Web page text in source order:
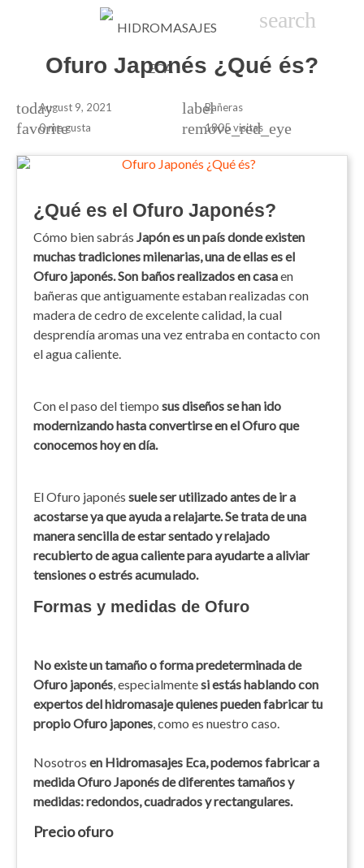
search
Ofuro Japonés ¿Qué és?
todayAugust 9, 2021 labelBañeras
favorite
0me gusta remove_red_eye
1805 visitas
¿Qué es el Ofuro Japonés?
Cómo bien sabrás Japón es un país donde existen
muchas tradiciones milenarias, una de ellas es el
Ofuro japonés. Son baños realizados en casaen
bañeras que antiguamente estaban realizadas con
madera de cedro de excelente calidad, la cual
desprendía aromas una vez entraba en contacto con
el agua caliente.
Con el paso del tiempo sus diseños se han ido
modernizando hasta convertirse en el Ofuro que
conocemos hoy en día.
El Ofuro japonés suele ser utilizado antes de ir a
acostarse ya que ayuda a relajarte. Se trata de una
manera sencilla de estar sentado y relajado
recubierto de agua caliente para ayudarte a aliviar
tensiones o estrés acumulado.
Formas y medidas de Ofuro
No existe un tamaño o forma predeterminada de
Ofuro japonés, especialmentesi estás hablando con
expertos del hidromasaje quienes pueden fabricar tu
propio Ofuro japones, como es nuestro caso.
Nosotros en Hidromasajes Eca, podemos fabricar a
medida Ofuro Japonés de diferentes tamaños y
medidas: redondos, cuadrados y rectangulares.
Precio ofuro